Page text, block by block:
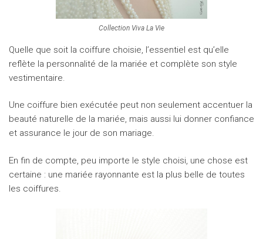
Collection Viva La Vie
Quelle que soit la coiffure choisie, l’essentiel est qu’elle
reflète la personnalité de la mariée et complète son style
vestimentaire.
Une coiffure bien exécutée peut non seulement accentuer la
beauté naturelle de la mariée, mais aussi lui donner confiance
et assurance le jour de son mariage.
En fin de compte, peu importe le style choisi, une chose est
certaine : une mariée rayonnante est la plus belle de toutes
les coiffures.